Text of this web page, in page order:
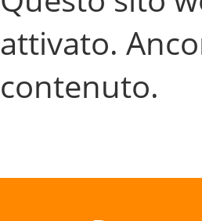
attivato.
contenuto.